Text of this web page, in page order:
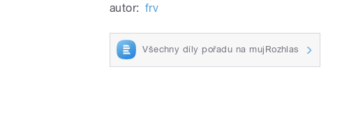
autor: frv
Všechny díly pořadu na mujRozhlas